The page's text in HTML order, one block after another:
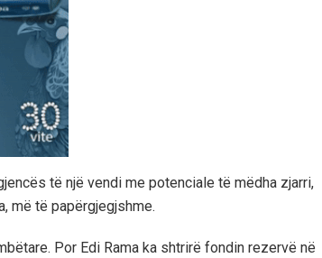
të një vendi me potenciale të mëdha zjarri,
më të papërgjegjshme.
Por Edi Rama ka shtrirë fondin rezervë në